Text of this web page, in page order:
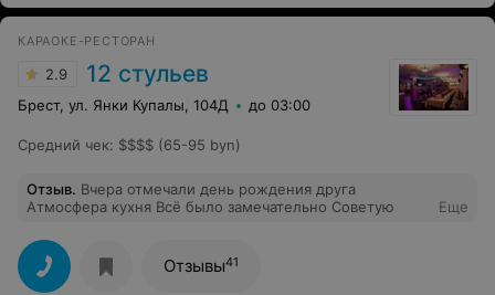
КАРАОКЕ-РЕСТОРАН
2.9 12 стульев
Брест, ул. Янки Купалы, 104Д до 03:00
Средний чек: $$$$ (65-95 byn)
Отзыв. Вчера отмечали день рождения друга
Атмосфера кухня Всё было замечательно Советую
Еще
Отзывы41